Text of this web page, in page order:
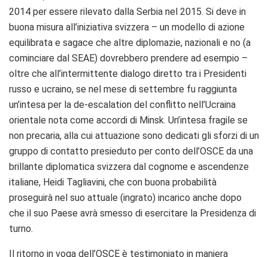
2014 per essere rilevato dalla Serbia nel 2015. Si deve in
buona misura all’iniziativa svizzera – un modello di azione
equilibrata e sagace che altre diplomazie, nazionali e no (a
cominciare dal SEAE) dovrebbero prendere ad esempio –
oltre che all’intermittente dialogo diretto tra i Presidenti
russo e ucraino, se nel mese di settembre fu raggiunta
un’intesa per la de-escalation del conflitto nell’Ucraina
orientale nota come accordi di Minsk. Un’intesa fragile se
non precaria, alla cui attuazione sono dedicati gli sforzi di un
gruppo di contatto presieduto per conto dell’OSCE da una
brillante diplomatica svizzera dal cognome e ascendenze
italiane, Heidi Tagliavini, che con buona probabilità
proseguirà nel suo attuale (ingrato) incarico anche dopo
che il suo Paese avrà smesso di esercitare la Presidenza di
turno.
Il ritorno in voga dell’OSCE è testimoniato in maniera